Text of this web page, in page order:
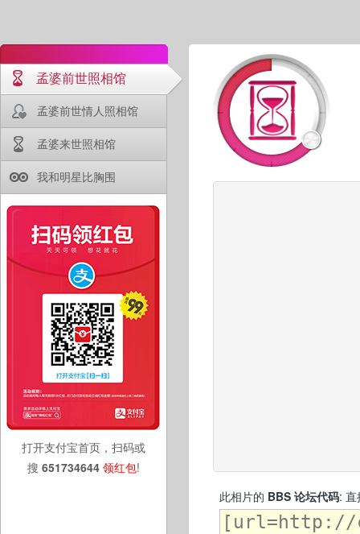
孟婆前世照相馆
孟婆前世情人照相馆
孟婆来世照相馆
我和明星比胸围
打开支付宝首页，扫码或
搜 651734644 领红包!
此相片的 BBS 论坛代码: 直